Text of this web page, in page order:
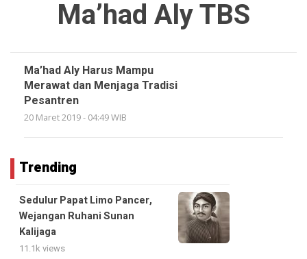
Ma’had Aly TBS
Ma’had Aly Harus Mampu
Merawat dan Menjaga Tradisi
Pesantren
20 Maret 2019 - 04:49 WIB
Trending
Sedulur Papat Limo Pancer,
Wejangan Ruhani Sunan
Kalijaga
11.1k views